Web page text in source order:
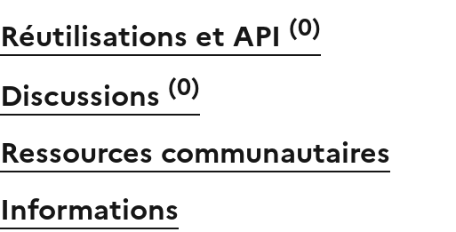
Réutilisations et API (0)
Discussions (0)
Ressources communautaires
Informations